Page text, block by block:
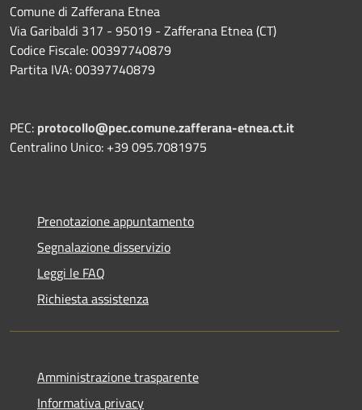
Comune di Zafferana Etnea
Via Garibaldi 317 - 95019 - Zafferana Etnea (CT)
Codice Fiscale: 00397740879
Partita IVA: 00397740879
PEC: protocollo@pec.comune.zafferana-etnea.ct.it
Centralino Unico: +39 095.7081975
Prenotazione appuntamento
Segnalazione disservizio
Leggi le FAQ
Richiesta assistenza
Amministrazione trasparente
Informativa privacy